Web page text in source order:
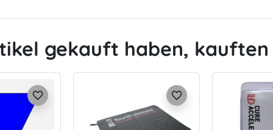
gekauft haben, kauften
favorite_border favorite_border